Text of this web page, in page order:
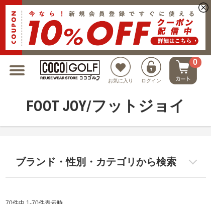
お気に入り ログイン
0
新規会員登録でクーポンプレゼント
FOOT JOY/フットジョイ
ブランド・性別・カテゴリから検索